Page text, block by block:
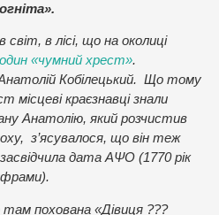
в лісі, що на околиці
«чумний хрест».
Кобілецький. Що тому
місцеві краєзнавці знали
Анатолію, який розчистив
з’ясувалося, що він теж
дата АΨО (1770 рік
похована «Дівиця ???